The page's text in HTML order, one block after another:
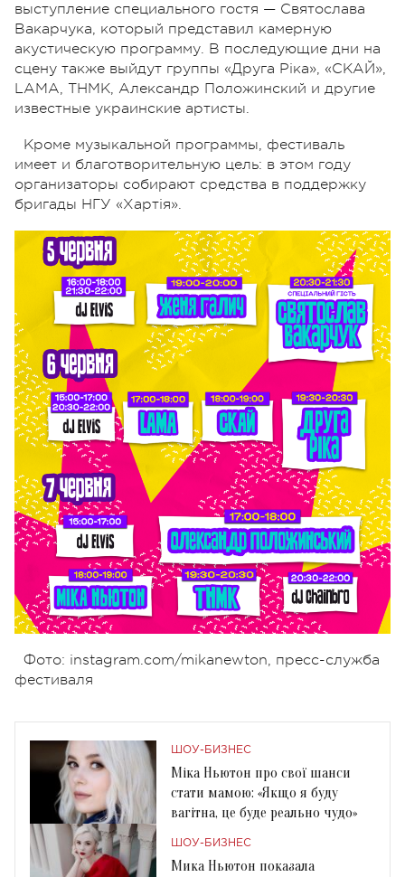
выступление специального гостя — Святослава
Вакарчука, который представил камерную
акустическую программу. В последующие дни на
сцену также выйдут группы «Друга Ріка», «СКАЙ»,
LAMA, ТНМК, Александр Положинский и другие
известные украинские артисты.
Кроме музыкальной программы, фестиваль
имеет и благотворительную цель: в этом году
организаторы собирают средства в поддержку
бригады НГУ «Хартія».
Фото: instagram.com/mikanewton, пресс-служба
фестиваля
ШОУ-БИЗНЕС
Міка Ньютон про свої шанси
стати мамою: «Якщо я буду
вагітна, це буде реально чудо»
ШОУ-БИЗНЕС
Мика Ньютон показала